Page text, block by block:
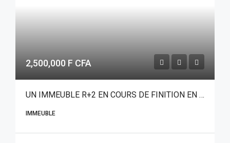
2,500,000 F CFA
UN IMMEUBLE R+2 EN COURS DE FINITION EN LOCATION A OUAGADOUGOU QUARTIER BONHEUR VILLE
IMMEUBLE